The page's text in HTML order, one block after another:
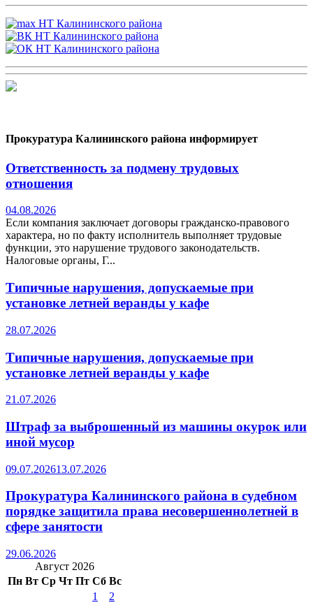
Прокуратура Калининского района информирует
Ответственность за подмену трудовых
отношения
04.08.2026
Если компания заключает договоры гражданско-правового
характера, но по факту исполнитель выполняет трудовые
функции, это нарушение трудового законодательств.
Налоговые органы, Г...
Типичные нарушения, допускаемые при
установке летней веранды у кафе
28.07.2026
Типичные нарушения, допускаемые при
установке летней веранды у кафе
21.07.2026
Штраф за выброшенный из машины окурок или
иной мусор
09.07.202613.07.2026
Прокуратура Калининского района в судебном
порядке защитила права несовершеннолетней в
сфере занятости
29.06.2026
Август 2026
Пн Вт Ср Чт Пт Сб Вс
1
2